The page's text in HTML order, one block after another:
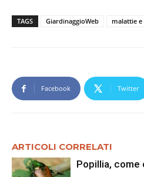
TAGS GiardinaggioWeb malattie
Facebook Twitter
ARTICOLI CORRELATI
Popillia, come